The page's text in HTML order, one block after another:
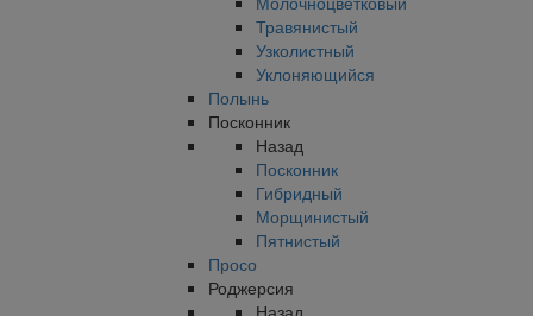
Травянистый
Узколистный
Уклоняющийся
Полынь
Посконник
Назад
Посконник
Гибридный
Морщинистый
Пятнистый
Просо
Роджерсия
Назад